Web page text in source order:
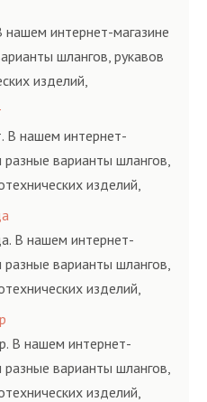
интернет-магазине
шлангов, рукавов
изделий,
техническим условиям
В нашем интернет-
варианты шлангов,
изделий,
техническим условиям
В нашем интернет-
варианты шлангов,
изделий,
техническим условиям
В нашем интернет-
варианты шлангов,
изделий,